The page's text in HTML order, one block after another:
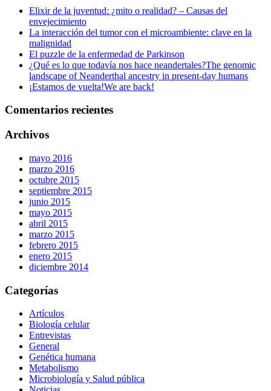
Elixir de la juventud: ¿mito o realidad? – Causas del
envejecimiento
La interacción del tumor con el microambiente: clave en la
malignidad
El puzzle de la enfermedad de Parkinson
¿Qué es lo que todavía nos hace neandertales?The genomic
landscape of Neanderthal ancestry in present-day humans
¡Estamos de vuelta!We are back!
Comentarios recientes
Archivos
mayo 2016
marzo 2016
octubre 2015
septiembre 2015
junio 2015
mayo 2015
abril 2015
marzo 2015
febrero 2015
enero 2015
diciembre 2014
Categorías
Artículos
Biología celular
Entrevistas
General
Genética humana
Metabolismo
Microbiología y Salud pública